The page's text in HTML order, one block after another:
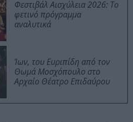
Φεστιβάλ Αισχύλεια 2026: Το
φετινό πρόγραμμα
αναλυτικά
Ίων, του Ευριπίδη από τον
Θωμά Μοσχόπουλο στο
Αρχαίο Θέατρο Επιδαύρου